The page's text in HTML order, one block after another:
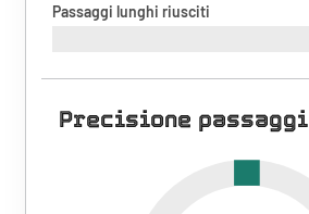
Passaggi lunghi riusciti
Precisione passaggi